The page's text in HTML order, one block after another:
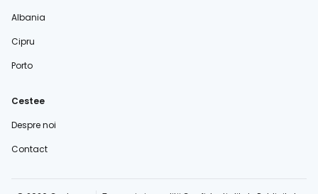
Albania
Cipru
Porto
Cestee
Despre noi
Contact